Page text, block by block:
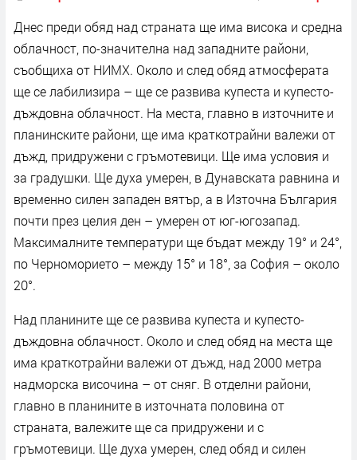
Днес преди обяд над страната ще има висока и средна
облачност, по-значителна над западните райони,
съобщиха от НИМХ. Около и след обяд атмосферата
ще се лабилизира – ще се развива купеста и купесто-
дъждовна облачност. На места, главно в източните и
планинските райони, ще има краткотрайни валежи от
дъжд, придружени с гръмотевици. Ще има условия и
за градушки. Ще духа умерен, в Дунавската равнина и
временно силен западен вятър, а в Източна България
почти през целия ден – умерен от юг-югозапад.
Максималните температури ще бъдат между 19° и 24°,
по Черноморието – между 15° и 18°, за София – около
20°.
Над планините ще се развива купеста и купесто-
дъждовна облачност. Около и след обяд на места ще
има краткотрайни валежи от дъжд, над 2000 метра
надморска височина – от сняг. В отделни райони,
главно в планините в източната половина от
страната, валежите ще са придружени и с
гръмотевици. Ще духа умерен, след обяд и силен